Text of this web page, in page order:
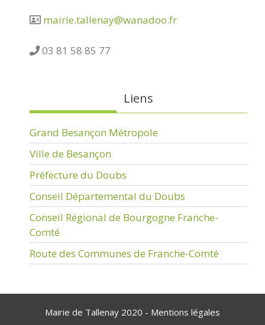
mairie.tallenay@wanadoo.fr
03 81 58 85 77
Liens
Grand Besançon Métropole
Ville de Besançon
Préfecture du Doubs
Conseil Départemental du Doubs
Conseil Régional de Bourgogne Franche-
Comté
Route des Communes de Franche-Comté
Mairie de Tallenay 2020 - Mentions légales